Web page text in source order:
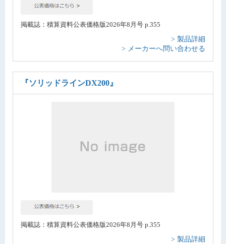
掲載誌：積算資料公表価格版2026年8月号 p.355
> 製品詳細
> メーカーへ問い合わせる
『ソリッドラインDX200』
掲載誌：積算資料公表価格版2026年8月号 p.355
> 製品詳細